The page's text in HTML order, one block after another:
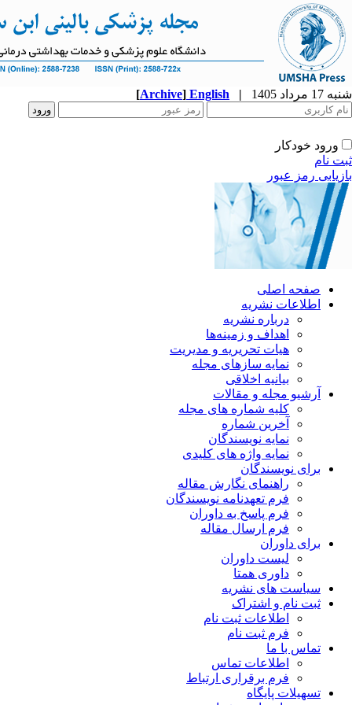
شنبه 17 مرداد 1405 |
English
[Archive]
ورود خودکار
ثبت نام
بازیابی رمز عبور
صفحه اصلی
اطلاعات نشریه
درباره نشریه
اهداف و زمینه‌ها
هیات تحریریه و مدیریت
نمایه سازهای مجله
بیانیه اخلاقی
آرشیو مجله و مقالات
کلیه شماره های مجله
آخرین شماره
نمایه نویسندگان
نمایه واژه های کلیدی
برای نویسندگان
راهنمای نگارش مقاله
فرم تعهدنامه نویسندگان
فرم پاسخ به داوران
فرم ارسال مقاله
برای داوران
لیست داوران
داوری همتا
سیاست های نشریه
ثبت نام و اشتراک
اطلاعات ثبت نام
فرم ثبت نام
تماس با ما
اطلاعات تماس
فرم برقراری ارتباط
تسهیلات پایگاه